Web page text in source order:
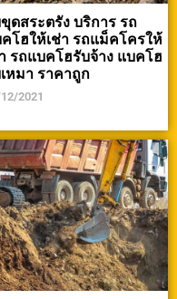
ดสระตรัง บริการ รถ
โฮให้เช่า รถแม็คโครให้
รถแบคโฮรับจ้าง แบคโฮ
หมา ราคาถูก
2021